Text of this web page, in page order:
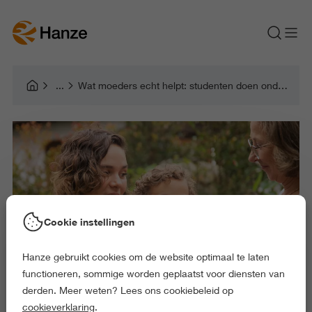
Wat moeders echt helpt: studenten doen onderzoek met impact
Cookie instellingen
Hanze gebruikt cookies om de website optimaal te laten
functioneren, sommige worden geplaatst voor diensten van
derden. Meer weten? Lees ons cookiebeleid op
cookieverklaring.